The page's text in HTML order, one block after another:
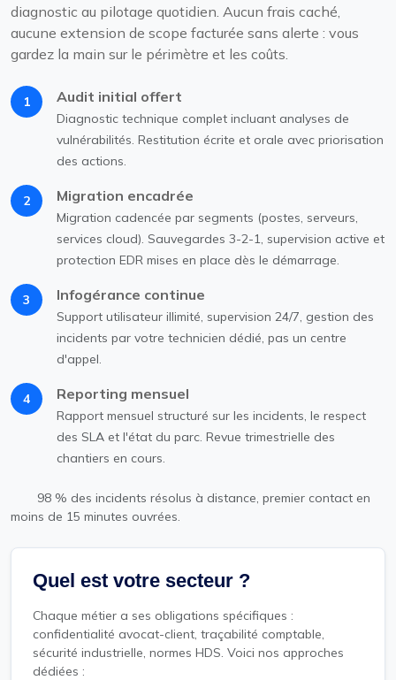
diagnostic au pilotage quotidien. Aucun frais caché,
aucune extension de scope facturée sans alerte : vous
gardez la main sur le périmètre et les coûts.
1 Audit initial offert
Diagnostic technique complet incluant analyses de
vulnérabilités. Restitution écrite et orale avec priorisation
des actions.
2 Migration encadrée
Migration cadencée par segments (postes, serveurs,
services cloud). Sauvegardes 3-2-1, supervision active et
protection EDR mises en place dès le démarrage.
3 Infogérance continue
Support utilisateur illimité, supervision 24/7, gestion des
incidents par votre technicien dédié, pas un centre
d'appel.
4 Reporting mensuel
Rapport mensuel structuré sur les incidents, le respect
des SLA et l'état du parc. Revue trimestrielle des
chantiers en cours.
98 % des incidents résolus à distance, premier contact en
moins de 15 minutes ouvrées.
Quel est votre secteur ?
Chaque métier a ses obligations spécifiques :
confidentialité avocat-client, traçabilité comptable,
sécurité industrielle, normes HDS. Voici nos approches
dédiées :